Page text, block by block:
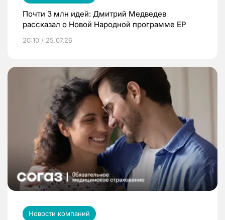
Почти 3 млн идей: Дмитрий Медведев
рассказал о Новой Народной программе ЕР
20:10 / 25.07.26
Новости компаний